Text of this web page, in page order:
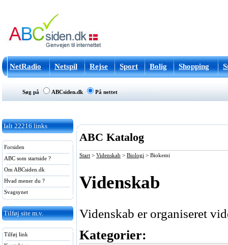
NetRadio Netspil Rejse Sport Bolig Shopping
Søg på ABCsiden.dk På nettet
Ialt 22216 links
Forsiden
ABC som startside ?
Om ABCsiden.dk
Hvad mener du ?
Svagsynet
Tilføj site m.v.
Tilføj link
ABC Katalog
Start > Videnskab > Biologi > Biokemi
Videnskab
Videnskab er organiseret
Kategorier: